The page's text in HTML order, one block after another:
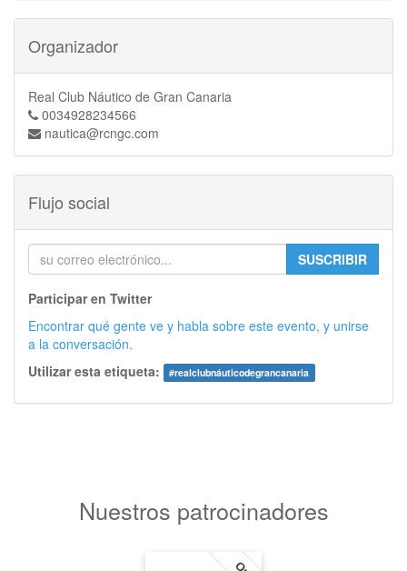
Organizador
Real Club Náutico de Gran Canaria
0034928234566
nautica@rcngc.com
Flujo social
SUSCRIBIR
Participar en Twitter
Encontrar qué gente ve y habla sobre este evento, y unirse
a la conversación.
Utilizar esta etiqueta:
#realclubnáuticodegrancanaria
Nuestros patrocinadores